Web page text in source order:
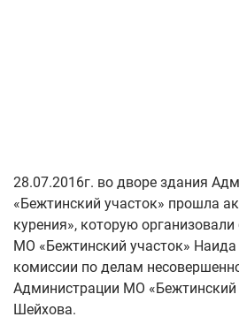
28.07.2016г. во дворе здания
«Бежтинский участок» прошла
курения», которую
МО «Бежтинский участок»
комиссии по делам
Администрации МО «Бежтинский
Шейхова.